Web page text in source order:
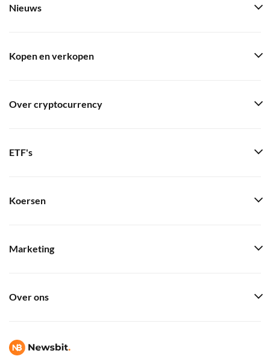
Nieuws
Kopen en verkopen
Over cryptocurrency
ETF's
Koersen
Marketing
Over ons